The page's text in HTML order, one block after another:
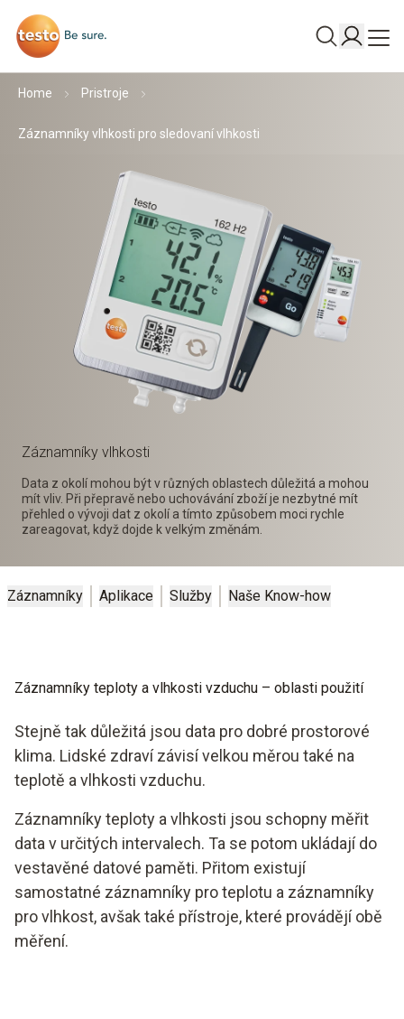
Home Pristroje
Záznamníky vlhkosti pro sledovaní vlhkosti
Záznamníky vlhkosti
Data z okolí mohou být v různých oblastech důležitá a mohou
mít vliv. Při přepravě nebo uchovávání zboží je nezbytné mít
přehled o vývoji dat z okolí a tímto způsobem moci rychle
zareagovat, když dojde k velkým změnám.
Záznamníky Aplikace Služby Naše Know-how
Záznamníky teploty a vlhkosti vzduchu – oblasti použití
Stejně tak důležitá jsou data pro dobré prostorové
klima. Lidské zdraví závisí velkou měrou také na
teplotě a vlhkosti vzduchu.
Záznamníky teploty a vlhkosti jsou schopny měřit
data v určitých intervalech. Ta se potom ukládají do
vestavěné datové paměti. Přitom existují
samostatné záznamníky pro teplotu a záznamníky
pro vlhkost, avšak také přístroje, které provádějí obě
měření.